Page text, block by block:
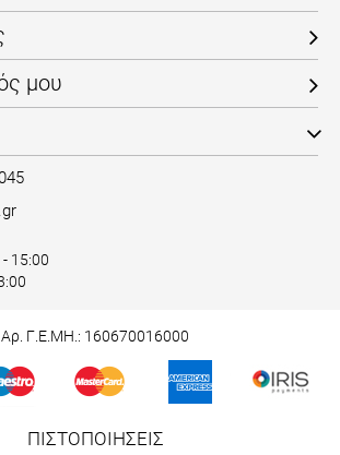
μου
15:00
Αρ. Γ.Ε.ΜΗ.: 160670016000
ΠΙΣΤΟΠΟΙΗΣΕΙΣ